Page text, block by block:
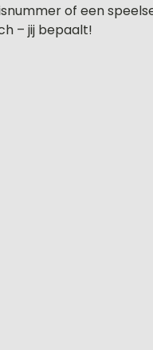
of een
– jij bepaalt!